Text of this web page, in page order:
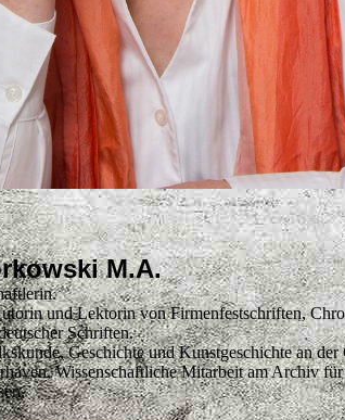
M.A.
und Lektorin von Firmenfestschriften,
Schriften.
Geschichte und Kunstgeschichte an
Wissenschaftliche Mitarbeit am Archiv